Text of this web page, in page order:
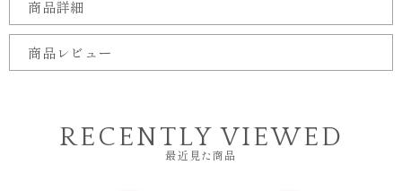
商品詳細
商品レビュー
RECENTLY VIEWED
最近見た商品